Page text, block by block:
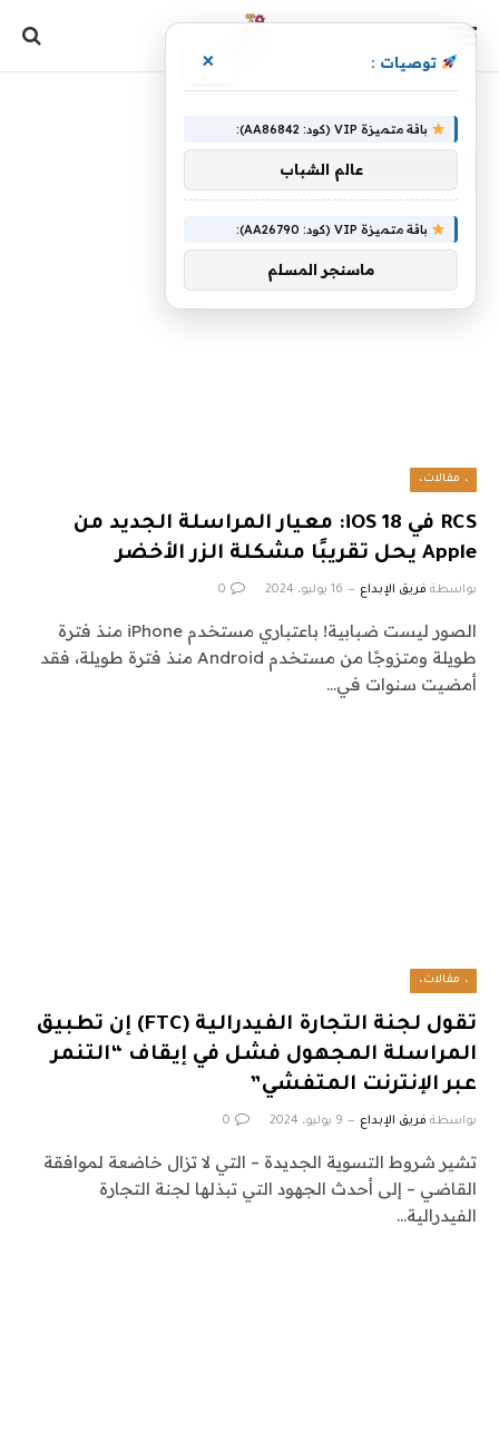
، مقالات،
RCS في iOS 18: معيار المراسلة الجديد من
Apple يحل تقريبًا مشكلة الزر الأخضر
بواسطة فريق الإبداع 16 يوليو، 2024 0
الصور ليست ضبابية! باعتباري مستخدم iPhone منذ فترة
طويلة ومتزوجًا من مستخدم Android منذ فترة طويلة، فقد
أمضيت سنوات في…
، مقالات،
تقول لجنة التجارة الفيدرالية (FTC) إن تطبيق
المراسلة المجهول فشل في إيقاف “التنمر
عبر الإنترنت المتفشي”
بواسطة فريق الإبداع 9 يوليو، 2024 0
تشير شروط التسوية الجديدة – التي لا تزال خاضعة لموافقة
القاضي – إلى أحدث الجهود التي تبذلها لجنة التجارة
الفيدرالية…
توصيات : ×
باقة متميزة VIP (كود: AA86842):
عالم الشباب
باقة متميزة VIP (كود: AA26790):
ماسنجر المسلم